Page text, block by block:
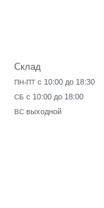
Склад
ПН-ПТ с 10:00 до 18:30
СБ с 10:00 до 18:00
ВС выходной